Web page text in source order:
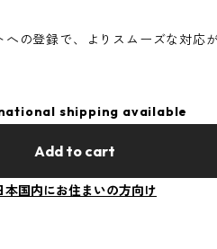
への登録で、よりスムーズな対応
shipping available
Add to cart
本国内にお住まいの方向け